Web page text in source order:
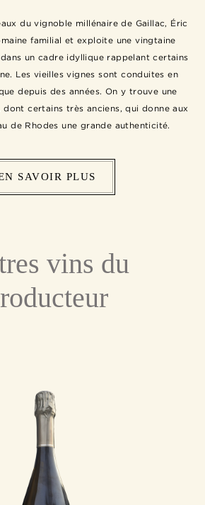
du vignoble millénaire de Gaillac, Éric
familial et exploite une vingtaine
un cadre idyllique rappelant certains
Les vieilles vignes sont conduites en
depuis des années. On y trouve une
certains très anciens, qui donne aux
de Rhodes une grande authenticité.
SAVOIR PLUS
vins du